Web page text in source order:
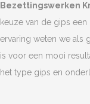
Bezettingswerken
keuze van de gips
ervaring weten we als
is voor een mooi
het type gips en